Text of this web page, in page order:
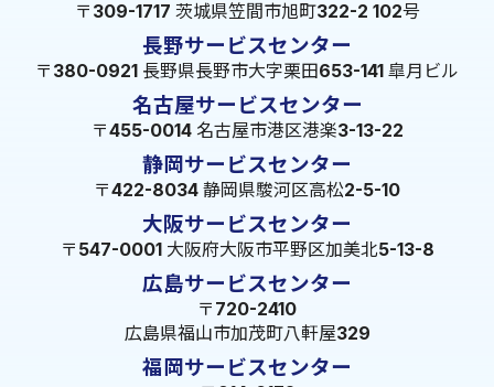
〒309-1717 茨城県笠間市旭町322-2 102号
長野サービスセンター
〒380-0921 長野県長野市大字栗田653-141 皐月ビル
名古屋サービスセンター
〒455-0014 名古屋市港区港楽3-13-22
静岡サービスセンター
〒422-8034 静岡県駿河区高松2-5-10
大阪サービスセンター
〒547-0001 大阪府大阪市平野区加美北5-13-8
広島サービスセンター
〒720-2410
広島県福山市加茂町八軒屋329
福岡サービスセンター